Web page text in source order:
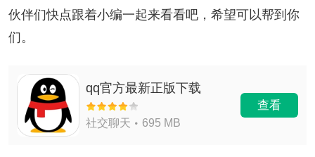
伙伴们快点跟着小编一起来看看吧，希望可以帮到你
们。
qq官方最新正版下载
社交聊天 695 MB
查看